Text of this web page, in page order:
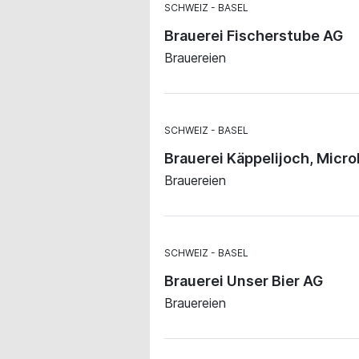
SCHWEIZ BASEL
Brauerei Fischerstube AG
Brauereien
SCHWEIZ BASEL
Brauerei Käppelijoch,
Brauereien
SCHWEIZ BASEL
Brauerei Unser Bier AG
Brauereien